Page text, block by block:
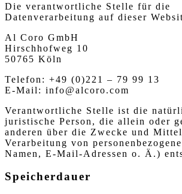
Die verantwortliche Stelle für die
Datenverarbeitung auf dieser
Al Coro GmbH
Hirschhofweg 10
50765 Köln
Telefon: +49 (0)221 – 79 99 13
E-Mail: info@alcoro.com
Verantwortliche Stelle ist die
juristische Person, die allein oder
anderen über die Zwecke und
Verarbeitung von
Namen, E-Mail-Adressen o. Ä.)
Speicherdauer